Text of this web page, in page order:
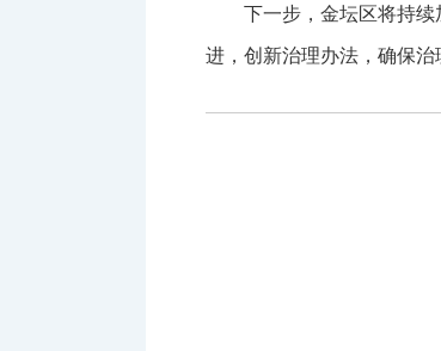
下一步，金坛区将持
进，创新治理办法，确保治